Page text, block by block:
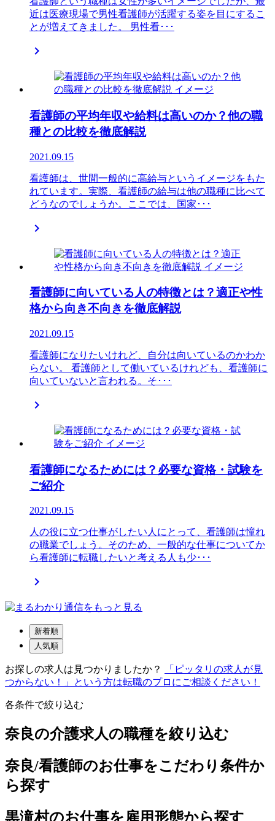
近は医療現場で男性看護師が活躍する姿を目にするこ
とが増えてきました。 男性看･･･

看護師の平均年収や給料は高いのか？他の職
種との比較を徹底解説
2021.09.15
看護師は、世間一般的に高給与というイメージをもた
れています。実際、看護師の給与は他の職種に比べて
どうなのでしょうか。ここでは、国家･･･

看護師に向いている人の特徴とは？適正や性
格から向き不向きを徹底解説
2021.09.15
看護師になりたいけれど、自分は向いているのかわか
らない。 看護師として働いているけれども、看護師に
向いていないと言われる。そ･･･

看護師になるためには？必要な資格・試験を
ご紹介
2021.09.15
人の役に立つ仕事がしたい人にとって、看護師は憧れ
の職業でしょう。そのため、一般的な仕事についてか
ら看護師に転職したいと考える人も少･･･

新着順
人気順
お探しの求人は見つかりましたか？
「ピッタリの求人が見
つからない！」という方は転職のプロにご相談ください！
各条件で絞り込む
奈良の介護求人の職種を絞り込む
奈良/看護師のお仕事をこだわり条件か
ら探す
黒滝村のお仕事を雇用形態から探す